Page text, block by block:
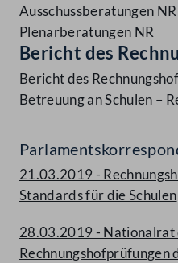
Ausschussberatungen NR
Plenarberatungen NR
Bericht des
Bericht des
Betreuung an Schulen –
21.03.2019 -
Standards für die Schulen
28.03.2019 -
Rechnungshofprüfungen